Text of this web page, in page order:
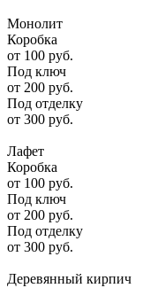
Монолит
Коробка
от 100 руб.
Под ключ
от 200 руб.
Под отделку
от 300 руб.
Лафет
Коробка
от 100 руб.
Под ключ
от 200 руб.
Под отделку
от 300 руб.
Деревянный кирпич